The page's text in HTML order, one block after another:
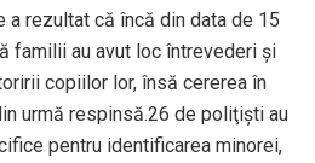
a rezultat că încă din data de 15
familii au avut loc întrevederi şi
copiilor lor, însă cererea în
urmă respinsă.26 de poliţişti au
pentru identificarea minorei,